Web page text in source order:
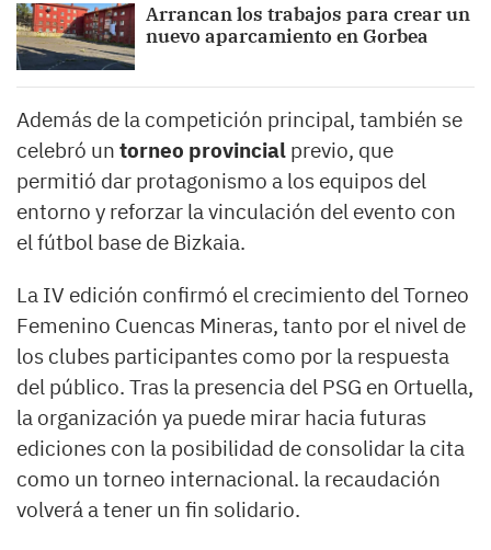
Arrancan los trabajos para crear un
nuevo aparcamiento en Gorbea
Además de la competición principal, también se
celebró un torneo provincial previo, que
permitió dar protagonismo a los equipos del
entorno y reforzar la vinculación del evento con
el fútbol base de Bizkaia.
La IV edición confirmó el crecimiento del Torneo
Femenino Cuencas Mineras, tanto por el nivel de
los clubes participantes como por la respuesta
del público. Tras la presencia del PSG en Ortuella,
la organización ya puede mirar hacia futuras
ediciones con la posibilidad de consolidar la cita
como un torneo internacional. la recaudación
volverá a tener un fin solidario.